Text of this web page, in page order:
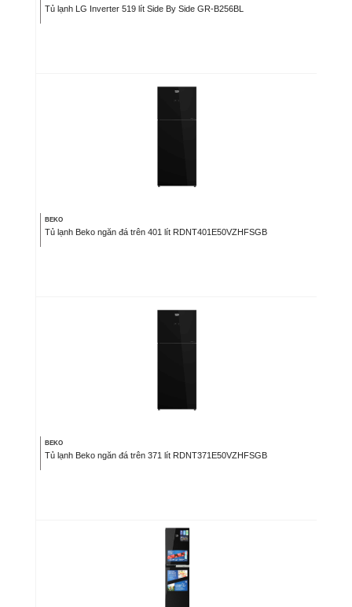
Tủ lạnh LG Inverter 519 lít Side By Side GR-B256BL
BEKO
Tủ lạnh Beko ngăn đá trên 401 lít RDNT401E50VZHFSGB
BEKO
Tủ lạnh Beko ngăn đá trên 371 lít RDNT371E50VZHFSGB